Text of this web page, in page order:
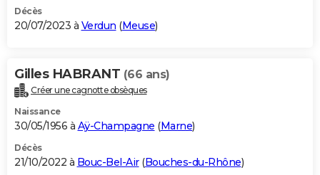
Décès
20/07/2023 à Verdun (Meuse)
Gilles HABRANT (66 ans)
Créer une cagnotte obsèques
Naissance
30/05/1956 à Aÿ-Champagne (Marne)
Décès
21/10/2022 à Bouc-Bel-Air(Bouches-du-Rhône)